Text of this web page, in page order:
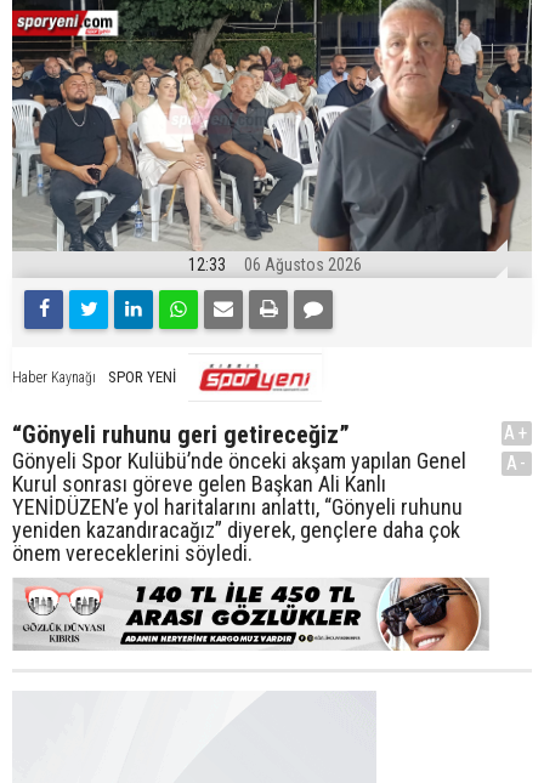
12:33 06 Ağustos 2026
Haber Kaynağı SPOR YENİ
“Gönyeli ruhunu geri getireceğiz”
Gönyeli Spor Kulübü’nde önceki akşam yapılan Genel
Kurul sonrası göreve gelen Başkan Ali Kanlı
YENİDÜZEN’e yol haritalarını anlattı, “Gönyeli ruhunu
yeniden kazandıracağız” diyerek, gençlere daha çok
önem vereceklerini söyledi.
A+
A-